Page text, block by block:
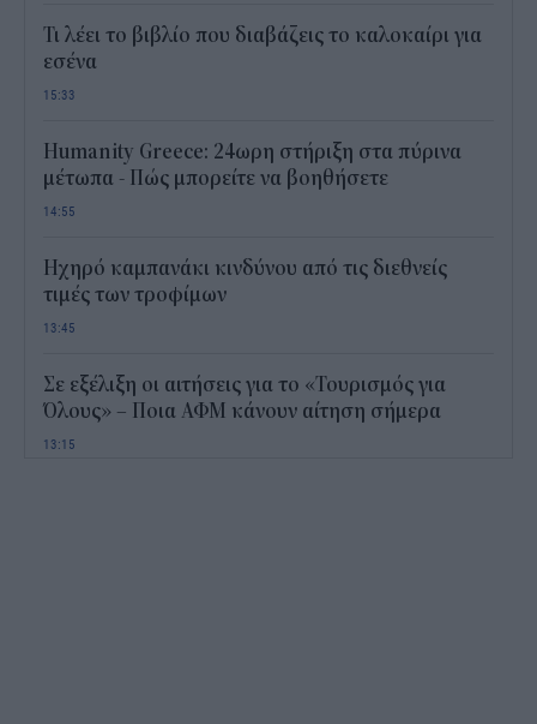
Τι λέει το βιβλίο που διαβάζεις το καλοκαίρι για
εσένα
15:33
Humanity Greece: 24ωρη στήριξη στα πύρινα
μέτωπα - Πώς μπορείτε να βοηθήσετε
14:55
Ηχηρό καμπανάκι κινδύνου από τις διεθνείς
τιμές των τροφίμων
13:45
Σε εξέλιξη οι αιτήσεις για το «Τουρισμός για
Όλους» – Ποια ΑΦΜ κάνουν αίτηση σήμερα
13:15